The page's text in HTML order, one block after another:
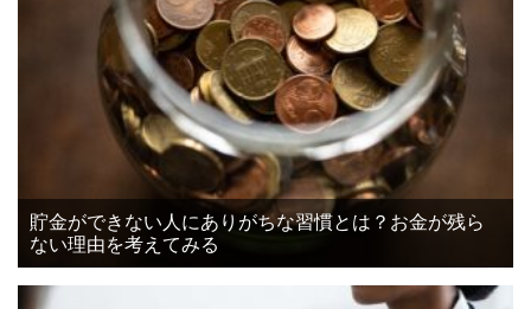
貯金ができない人にありがちな習慣とは？お金が残ら
ない理由を考えてみる